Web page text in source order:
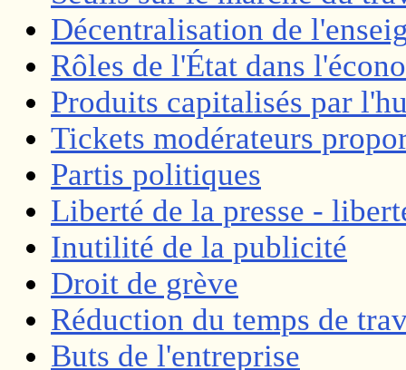
Décentralisation de
Rôles de l'État dans
Produits capitalisés par
Tickets modérateurs
Partis politiques
Liberté de la presse -
Inutilité de la publicité
Droit de grève
Réduction du temps de
Buts de l'entreprise